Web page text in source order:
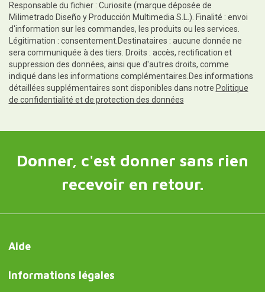
Responsable du fichier : Curiosite (marque déposée de
Milimetrado Diseño y Producción Multimedia S.L.). Finalité : envoi
d'information sur les commandes, les produits ou les services.
Légitimation : consentement.Destinataires : aucune donnée ne
sera communiquée à des tiers. Droits : accès, rectification et
suppression des données, ainsi que d'autres droits, comme
indiqué dans les informations complémentaires.Des informations
détaillées supplémentaires sont disponibles dans notre Politique
de confidentialité et de protection des données
Donner, c'est donner sans rien
recevoir en retour.
Aide
Informations légales